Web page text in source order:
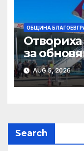
ОБЩИНА
за
„Ловен
AUG 5, 2026
Search